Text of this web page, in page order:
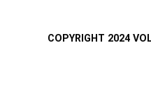
COPYRIGHT 2024